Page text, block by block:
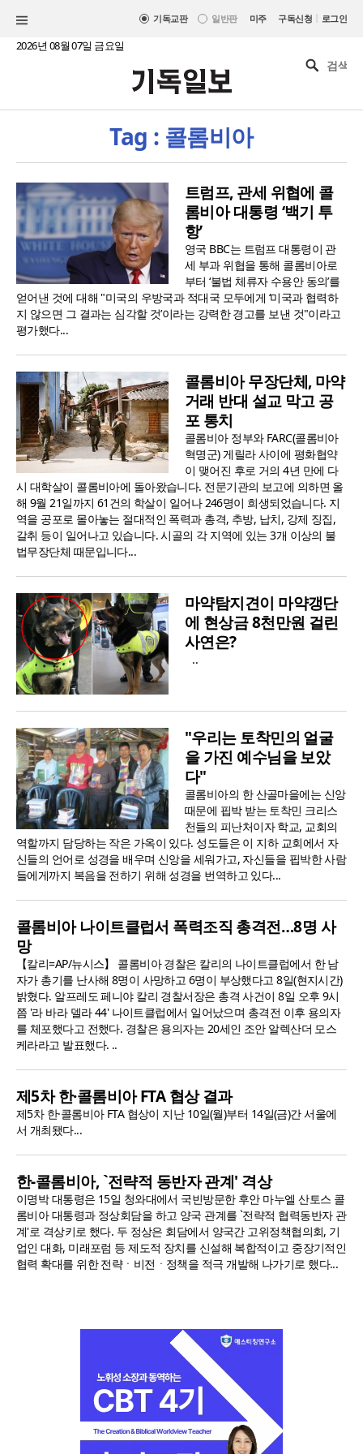
기독교판 일반판 미주 구독신청 | 로그인
2026년 08월 07일 금요일
Tag : 콜롬비아
트럼프, 관세 위협에 콜
롬비아 대통령 ‘백기 투
항’
영국 BBC는 트럼프 대통령이 관
세 부과 위협을 통해 콜롬비아로
부터 ‘불법 체류자 수용안 동의’를
얻어낸 것에 대해 "미국의 우방국과 적대국 모두에게 ‘미국과 협력하
지 않으면 그 결과는 심각할 것’이라는 강력한 경고를 보낸 것"이라고
평가했다...
콜롬비아 무장단체, 마약
거래 반대 설교 막고 공
포 통치
콜롬비아 정부와 FARC(콜롬비아
혁명군) 게릴라 사이에 평화협약
이 맺어진 후로 거의 4년 만에 다
시 대학살이 콜롬비아에 돌아왔습니다. 전문기관의 보고에 의하면 올
해 9월 21일까지 61건의 학살이 일어나 246명이 희생되었습니다. 지
역을 공포로 몰아놓는 절대적인 폭력과 총격, 추방, 납치, 강제 징집,
갈취 등이 일어나고 있습니다. 시골의 각 지역에 있는 3개 이상의 불
법무장단체 때문입니다...
마약탐지견이 마약갱단
에 현상금 8천만원 걸린
사연은?
⠀..
"우리는 토착민의 얼굴
을 가진 예수님을 보았
다"
콜롬비아의 한 산골마을에는 신앙
때문에 핍박 받는 토착민 크리스
천들의 피난처이자 학교, 교회의
역할까지 담당하는 작은 가옥이 있다. 성도들은 이 지하 교회에서 자
신들의 언어로 성경을 배우며 신앙을 세워가고, 자신들을 핍박한 사람
들에게까지 복음을 전하기 위해 성경을 번역하고 있다...
콜롬비아 나이트클럽서 폭력조직 총격전…8명 사
망
【칼리=AP/뉴시스】 콜롬비아 경찰은 칼리의 나이트클럽에서 한 남
자가 총기를 난사해 8명이 사망하고 6명이 부상했다고 8일(현지시간)
밝혔다. 알프레도 페니야 칼리 경찰서장은 총격 사건이 8일 오후 9시
쯤 '라 바라 델라 44' 나이트클럽에서 일어났으며 총격전 이후 용의자
를 체포했다고 전했다. 경찰은 용의자는 20세인 조안 알렉산더 모스
케라라고 발표했다. ..
제5차 한·콜롬비아 FTA 협상 결과
제5차 한·콜롬비아 FTA 협상이 지난 10일(월)부터 14일(금)간 서울에
서 개최됐다...
한-콜롬비아, `전략적 동반자 관계' 격상
이명박 대통령은 15일 청와대에서 국빈방문한 후안 마누엘 산토스 콜
롬비아 대통령과 정상회담을 하고 양국 관계를 `전략적 협력동반자 관
계'로 격상키로 했다. 두 정상은 회담에서 양국간 고위정책협의회, 기
업인 대화, 미래포럼 등 제도적 장치를 신설해 복합적이고 중장기적인
협력 확대를 위한 전략ㆍ비전ㆍ정책을 적극 개발해 나가기로 했다...